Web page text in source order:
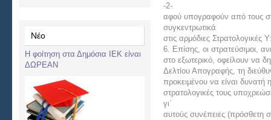
Νέο
Η φοίτηση στα Δημόσια ΙΕΚ είναι
ΔΩΡΕΑΝ
-2-
αφού υπογραφούν από τους
συγκεντρωτικά
στις αρμόδιες Στρατολογικές
6. Επίσης, οι στρατεύσιμοι,
στο εξωτερικό, οφείλουν να
Δελτίου Απογραφής, τη
προκειμένου να είναι
στρατολογικές τους
γι΄
αυτούς συνέπειες (πρόσθετη